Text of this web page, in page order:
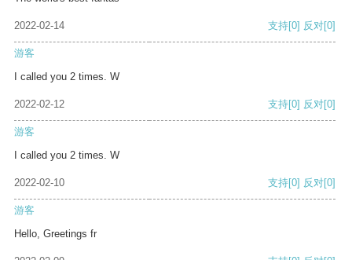
2022-02-14 支持[0] 反对[0]
游客
I called you 2 times. W
2022-02-12 支持[0] 反对[0]
游客
I called you 2 times. W
2022-02-10 支持[0] 反对[0]
游客
Hello, Greetings fr